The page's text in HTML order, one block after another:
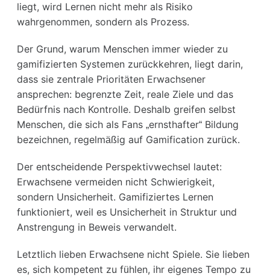
liegt, wird Lernen nicht mehr als Risiko
wahrgenommen, sondern als Prozess.
Der Grund, warum Menschen immer wieder zu
gamifizierten Systemen zurückkehren, liegt darin,
dass sie zentrale Prioritäten Erwachsener
ansprechen: begrenzte Zeit, reale Ziele und das
Bedürfnis nach Kontrolle. Deshalb greifen selbst
Menschen, die sich als Fans „ernsthafter“ Bildung
bezeichnen, regelmäßig auf Gamification zurück.
Der entscheidende Perspektivwechsel lautet:
Erwachsene vermeiden nicht Schwierigkeit,
sondern Unsicherheit. Gamifiziertes Lernen
funktioniert, weil es Unsicherheit in Struktur und
Anstrengung in Beweis verwandelt.
Letztlich lieben Erwachsene nicht Spiele. Sie lieben
es, sich kompetent zu fühlen, ihr eigenes Tempo zu